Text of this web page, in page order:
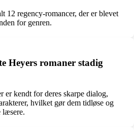
12 regency-romancer, der er blevet
for genren.
Heyers romaner stadig
er kendt for deres skarpe dialog,
hvilket gør dem tidløse og
læsere.